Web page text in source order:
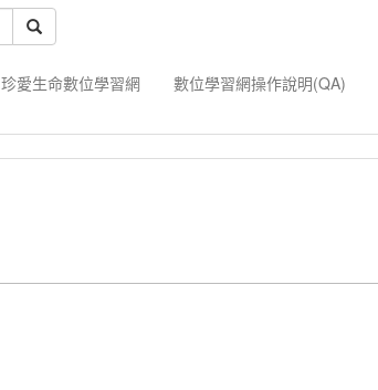
珍愛生命數位學習網 數位學習網操作說明(QA)